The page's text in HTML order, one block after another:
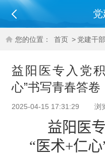
您的位置： 首页 > 党建干部
益阳医专入党
心”书写青春答卷
2025-04-15 17:31:29 浏
益阳医
“医术+仁